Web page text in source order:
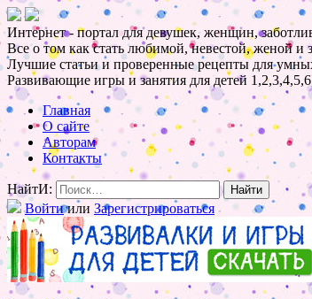
Интернет - портал для девушек, женщин,
Все о том как стать любимой, невестой, женой и
Лучшие статьи и проверенные рецепты для
Развивающие игры и занятия для детей
Главная
О сайте
Авторам
Контакты
НайтИ:
Войтиили Зарегистрироваться